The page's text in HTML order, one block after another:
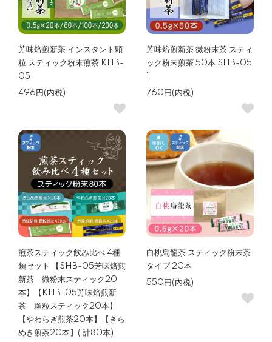
芳味焙煎新茶 インスタント顆
粒 スティック粉末煎茶 KHB-
05
496円(内税)
芳味焙煎新茶 微粉末茶 スティ
ック粉末煎茶 50本 SHB-05
760円(内税)
煎茶スティック飲み比べ 4種
類セット 【SHB-05芳味焙煎
新茶 微粉末スティック20
本】【KHB-05芳味焙煎新
茶 顆粒スティック20本】
【やわらぎ煎茶20本】【きら
めき煎茶20本】( 計80本)
白桃烏龍茶 スティック粉末茶
タイプ 20本
550円(内税)